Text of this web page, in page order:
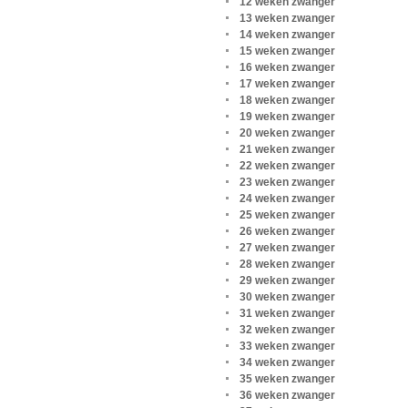
13 weken zwanger
14 weken zwanger
15 weken zwanger
16 weken zwanger
17 weken zwanger
18 weken zwanger
19 weken zwanger
20 weken zwanger
21 weken zwanger
22 weken zwanger
23 weken zwanger
24 weken zwanger
25 weken zwanger
26 weken zwanger
27 weken zwanger
28 weken zwanger
29 weken zwanger
30 weken zwanger
31 weken zwanger
32 weken zwanger
33 weken zwanger
34 weken zwanger
35 weken zwanger
36 weken zwanger